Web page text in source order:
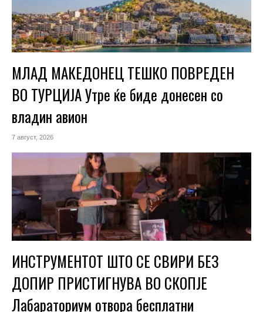
МЛАД МАКЕДОНЕЦ ТЕШКО ПОВРЕДЕН
ВО ТУРЦИЈА Утре ќе биде донесен со
владин авион
7 август, 2026
ИНСТРУМЕНТОТ ШТО СЕ СВИРИ БЕЗ
ДОПИР ПРИСТИГНУВА ВО СКОПЈЕ
Лабараториум отвора бесплатни